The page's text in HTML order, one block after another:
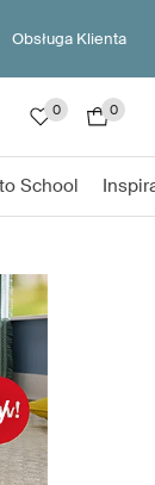
Obsługa Klienta
0 0
School